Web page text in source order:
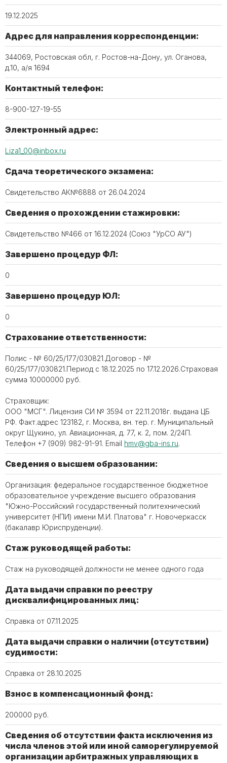
19.12.2025
Адрес для направления корреспонденции:
344069, Ростовская обл, г. Ростов-на-Дону, ул. Оганова,
д.10, а/я 1694
Контактный телефон:
8-900-127-19-55
Электронный адрес:
Liza1_00@inbox.ru
Сдача теоретического экзамена:
Свидетельство АК№6888 от 26.04.2024
Сведения о прохождении стажировки:
Свидетельство №466 от 16.12.2024 (Союз "УрСО АУ")
Завершено процедур ФЛ:
0
Завершено процедур ЮЛ:
0
Страхование ответственности:
Полис - № 60/25/177/030821.Договор - №
60/25/177/030821.Период с 18.12.2025 по 17.12.2026.Страховая
сумма 10000000 руб.
Страховщик:
ООО "МСГ". Лицензия СИ № 3594 от 22.11.2018г. выдана ЦБ
РФ. Факт.адрес 123182, г. Москва, вн. тер. г. Муниципальный
округ Щукино, ул. Авиационная, д. 77, к. 2, пом. 2/24П.
Телефон +7 (909) 982-91-91. Email hmv@gba-ins.ru.
Сведения о высшем образовании:
Организация: федеральное государственное бюджетное
образовательное учреждение высшего образования
"Южно-Российский государственный политехнический
университет (НПИ) имени М.И. Платова" г. Новочеркасск
(бакалавр Юриспруденции).
Стаж руководящей работы:
Стаж на руководящей должности не менее одного года
Дата выдачи справки по реестру
дисквалифицированных лиц:
Справка от 07.11.2025
Дата выдачи справки о наличии (отсутствии)
судимости:
Справка от 28.10.2025
Взнос в компенсационный фонд:
200000 руб.
Сведения об отсутствии факта исключения из
числа членов этой или иной саморегулируемой
организации арбитражных управляющих в